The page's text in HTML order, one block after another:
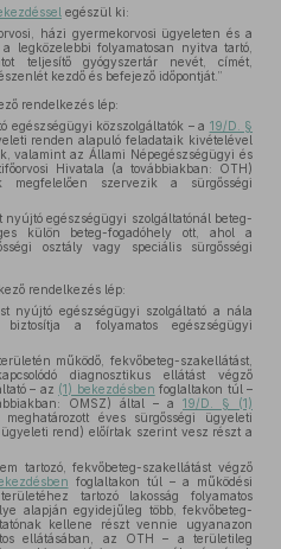
egészül ki:
házi gyermekorvosi ügyeleten és a
legközelebbi folyamatosan nyitva tartó,
teljesítő gyógyszertár nevét, címét,
kezdő és befejező időpontját.”
rendelkezés lép:
egészségügyi közszolgáltatók – a 19/D. §
renden alapuló feladataik kivételével
valamint az Állami Népegészségügyi és
Hivatala (a továbbiakban: OTH)
megfelelően szervezik a sürgősségi
egészségügyi szolgáltatónál beteg-
külön beteg-fogadóhely ott, ahol a
osztály vagy speciális sürgősségi
rendelkezés lép:
nyújtó egészségügyi szolgáltató a nála
a folyamatos egészségügyi
működő, fekvőbeteg-szakellátást,
diagnosztikus ellátást végző
– az (1) bekezdésben foglaltakon túl –
OMSZ) által – a 19/D. § (1)
éves sürgősségi ügyeleti
rend) előírtak szerint vesz részt a
tartozó, fekvőbeteg-szakellátást végző
foglaltakon túl – a működési
tartozó lakosság folyamatos
alapján egyidejűleg több, fekvőbeteg-
kellene részt vennie ugyanazon
ellátásában, az OTH – a területileg